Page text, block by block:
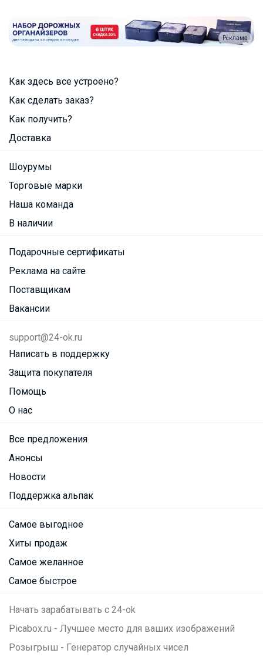
Реклама
Как здесь все устроено?
Как сделать заказ?
Как получить?
Доставка
Шоурумы
Торговые марки
Наша команда
В наличии
Подарочные сертификаты
Реклама на сайте
Поставщикам
Вакансии
support@24-ok.ru
Написать в поддержку
Защита покупателя
Помощь
О нас
Все предложения
Анонсы
Новости
Поддержка альпак
Самое выгодное
Хиты продаж
Самое желанное
Самое быстрое
Начать зарабатывать с 24-ok
Picabox.ru - Лучшее место для ваших изображений
Розыгрыш - Генератор случайных чисел